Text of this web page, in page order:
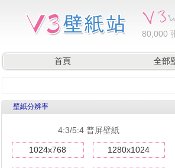
80,000
首頁 全部
壁紙分辨率
4:3/5:4 普屏壁紙
1024x768 1280x1024